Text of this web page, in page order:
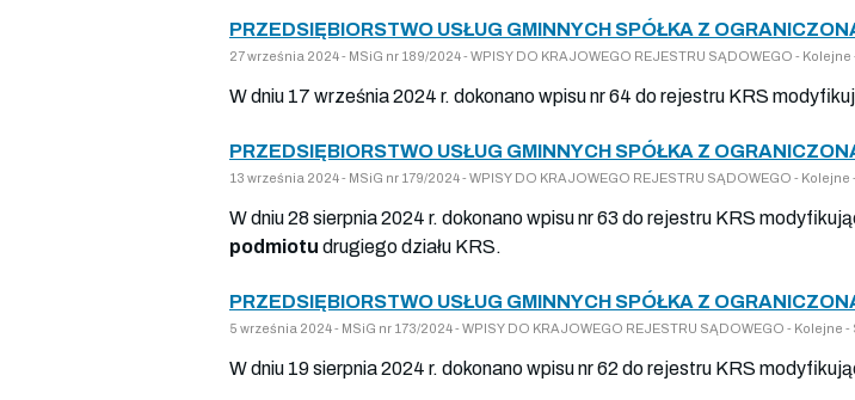
PRZEDSIĘBIORSTWO USŁUG GMINNYCH SPÓŁKA Z
27 września 2024 - MSiG nr 189/2024 - WPISY DO KRAJOWEGO REJESTRU SĄDOWEGO -
W dniu 17 września 2024 r. dokonano wpisu nr 64 do rejestru KRS
PRZEDSIĘBIORSTWO USŁUG GMINNYCH SPÓŁKA Z
13 września 2024 - MSiG nr 179/2024 - WPISY DO KRAJOWEGO REJESTRU SĄDOWEGO -
W dniu 28 sierpnia 2024 r. dokonano wpisu nr 63 do rejestru KRS
podmiotu drugiego działu KRS.
PRZEDSIĘBIORSTWO USŁUG GMINNYCH SPÓŁKA Z
5 września 2024 - MSiG nr 173/2024 - WPISY DO KRAJOWEGO REJESTRU SĄDOWEGO -
W dniu 19 sierpnia 2024 r. dokonano wpisu nr 62 do rejestru KRS